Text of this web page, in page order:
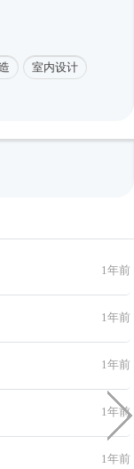
室内设计
1年前
1年前
1年前
1年前
1年前